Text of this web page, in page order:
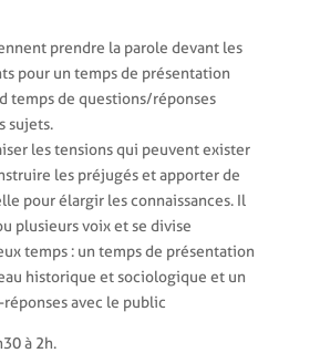
prendre la parole devant les
pour un temps de présentation
temps de questions/réponses
sujets.
les tensions qui peuvent exister
les préjugés et apporter de
pour élargir les connaissances. Il
plusieurs voix et se divise
temps : un temps de présentation
historique et sociologique et un
avec le public
à 2h.